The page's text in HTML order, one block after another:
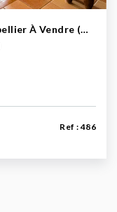
Villa Provencale Murviel-Les-Montpellier À Vendre (Ouest De Montpellier)
Ref : 486